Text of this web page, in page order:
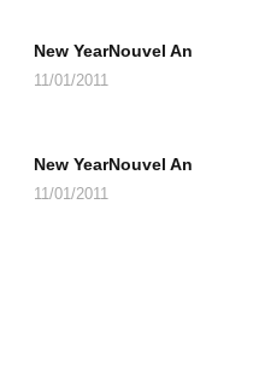
New YearNouvel An
11/01/2011
New YearNouvel An
11/01/2011